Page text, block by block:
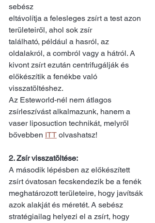
sebész
eltávolítja a felesleges zsírt a test azon
területeiről, ahol sok zsír
található, például a hasról, az
oldalakról, a combról vagy a hátról. A
kivont zsírt ezután centrifugálják és
előkészítik a fenékbe való
visszatöltéshez.
Az Esteworld-nél nem átlagos
zsírleszívást alkalmazunk, hanem a
vaser liposuction technikát, melyről
bővebben ITT olvashatsz!
2. Zsír visszatöltése:
A második lépésben az előkészített
zsírt óvatosan fecskendezik be a fenék
meghatározott területeire, hogy javítsák
azok alakját és méretét. A sebész
stratégiailag helyezi el a zsírt, hogy